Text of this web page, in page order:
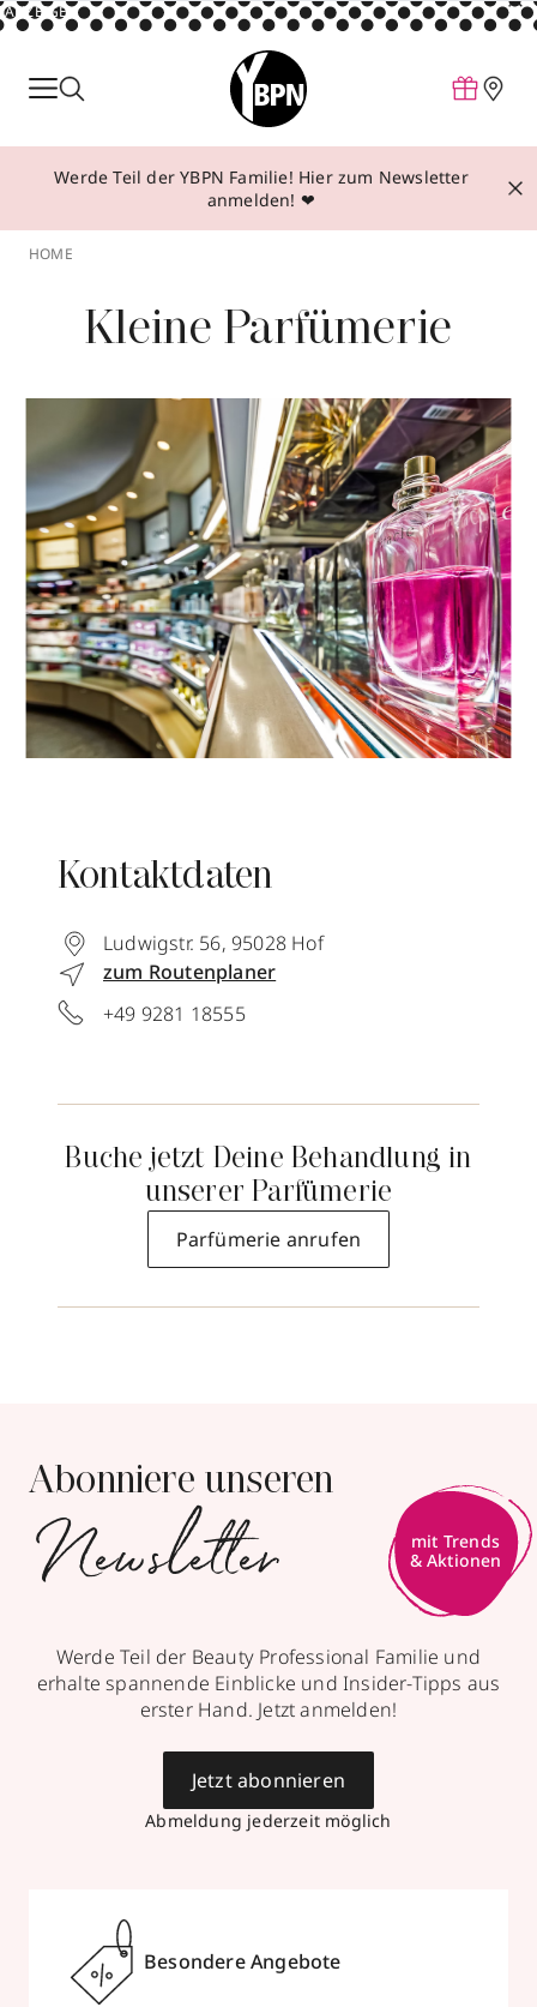
ANZEIGE
Parfum
Make-up
Behandlungen
Über YBPN
Aktionen
Storefinder
Werde Teil der YBPN Familie! Hier zum Newsletter
anmelden! ❤
HOME
Kleine Parfümerie
Kontaktdaten
Ludwigstr. 56,95028 Hof
zum Routenplaner
+49 9281 18555
Buche jetzt Deine Behandlung in
unserer Parfümerie
Parfümerie anrufen
Abonniere unseren
Newsletter
mit Trends
& Aktionen
Werde Teil der Beauty Professional Familie und
erhalte spannende Einblicke und Insider-Tipps aus
erster Hand. Jetzt anmelden!
Abmeldung jederzeit möglich
Jetzt abonnieren
Besondere Angebote